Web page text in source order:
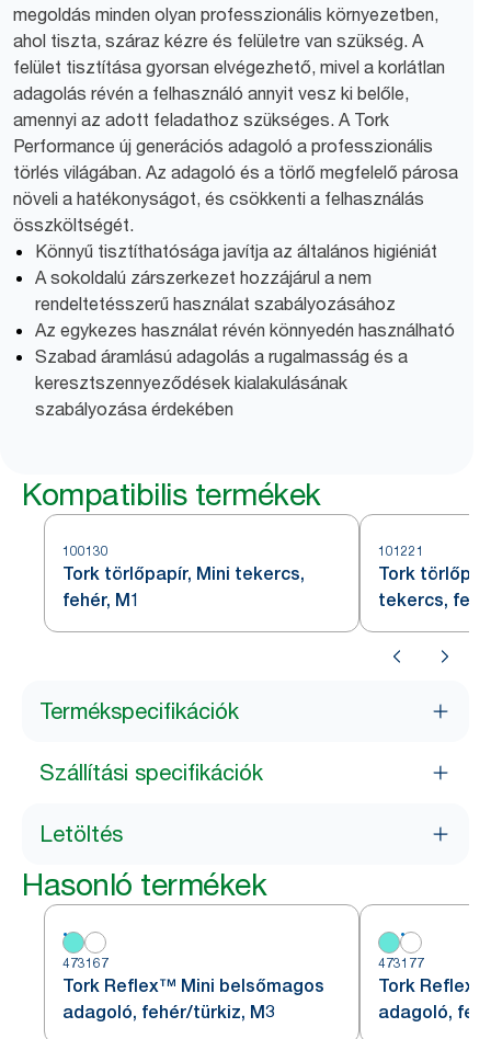
megoldás minden olyan professzionális környezetben,
ahol tiszta, száraz kézre és felületre van szükség. A
felület tisztítása gyorsan elvégezhető, mivel a korlátlan
adagolás révén a felhasználó annyit vesz ki belőle,
amennyi az adott feladathoz szükséges. A Tork
Performance új generációs adagoló a professzionális
törlés világában. Az adagoló és a törlő megfelelő párosa
növeli a hatékonyságot, és csökkenti a felhasználás
összköltségét.
Könnyű tisztíthatósága javítja az általános higiéniát
A sokoldalú zárszerkezet hozzájárul a nem
rendeltetésszerű használat szabályozásához
Az egykezes használat révén könnyedén használható
Szabad áramlású adagolás a rugalmasság és a
keresztszennyeződések kialakulásának
szabályozása érdekében
Kompatibilis termékek
100130
Tork törlőpapír, Mini tekercs,
fehér, M1
101221
Tork
tekercs,
Termékspecifikációk
Szállítási specifikációk
Letöltés
Hasonló termékek
473167
Tork Reflex™ Mini belsőmagos
adagoló, fehér/türkiz, M3
473177
Tork
adagoló,